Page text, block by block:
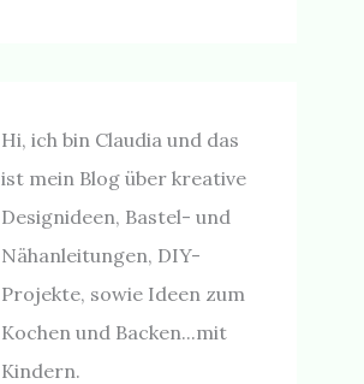
Hi, ich bin Claudia und das
ist mein Blog über kreative
Designideen, Bastel- und
Nähanleitungen, DIY-
Projekte, sowie Ideen zum
Kochen und Backen...mit
Kindern.